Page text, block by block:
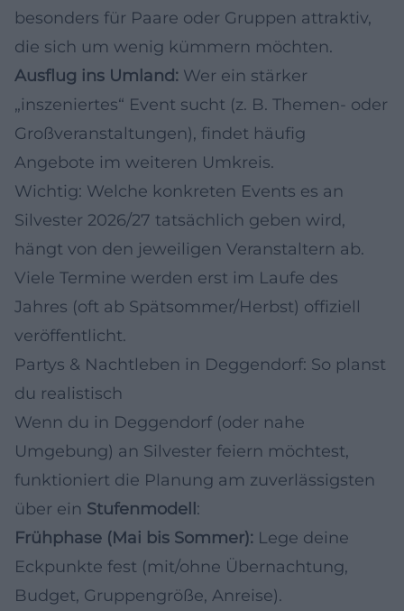
besonders für Paare oder Gruppen attraktiv,
die sich um wenig kümmern möchten.
Ausflug ins Umland: Wer ein stärker
„inszeniertes“ Event sucht (z. B. Themen- oder
Großveranstaltungen), findet häufig
Angebote im weiteren Umkreis.
Wichtig: Welche konkreten Events es an
Silvester 2026/27 tatsächlich geben wird,
hängt von den jeweiligen Veranstaltern ab.
Viele Termine werden erst im Laufe des
Jahres (oft ab Spätsommer/Herbst) offiziell
veröffentlicht.
Partys & Nachtleben in Deggendorf: So planst
du realistisch
Wenn du in Deggendorf (oder nahe
Umgebung) an Silvester feiern möchtest,
funktioniert die Planung am zuverlässigsten
über ein Stufenmodell:
Frühphase (Mai bis Sommer): Lege deine
Eckpunkte fest (mit/ohne Übernachtung,
Budget, Gruppengröße, Anreise).